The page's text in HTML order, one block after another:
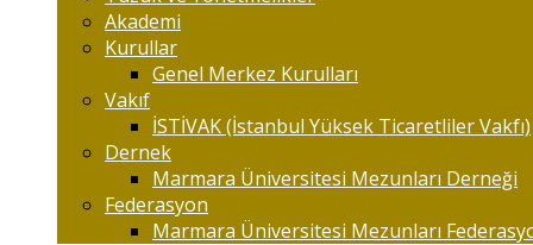
Akademi
Kurullar
Genel Merkez Kurulları
Vakıf
İSTİVAK (İstanbul Yüksek Ticaretliler Vakfı)
Dernek
Marmara Üniversitesi Mezunları Derneği
Federasyon
Marmara Üniversitesi Mezunları